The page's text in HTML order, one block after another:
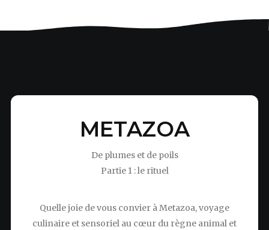
METAZOA
De plumes et de poils
Partie 1 : le rituel
Quelle joie de vous convier à Metazoa, voyage
culinaire et sensoriel au cœur du règne animal et